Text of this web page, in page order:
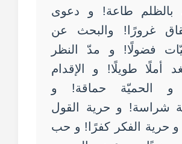
بالظلم طاعة! و دعوى
غرورًا! والبحث عن
فضولًا! و مدّ النظر
أملًا طويلًا! و الإقدام
و الحميّة حماقة! و
شراسة! و حرية القول
و حرية الفكر كفرًا! و حب